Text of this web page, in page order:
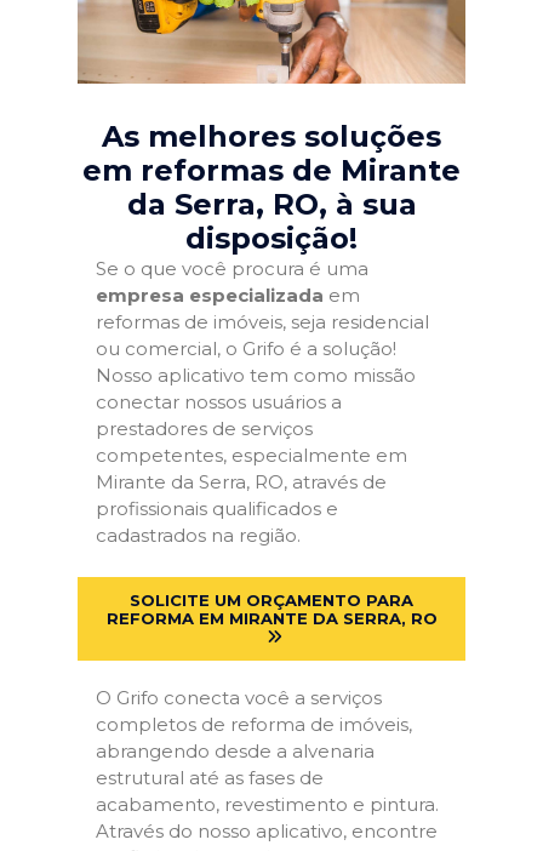
As melhores soluções
em reformas de Mirante
da Serra, RO, à sua
disposição!
Se o que você procura é uma
empresa especializada em
reformas de imóveis, seja residencial
ou comercial, o Grifo é a solução!
Nosso aplicativo tem como missão
conectar nossos usuários a
prestadores de serviços
competentes, especialmente em
Mirante da Serra, RO, através de
profissionais qualificados e
cadastrados na região.
SOLICITE UM ORÇAMENTO PARA
REFORMA EM MIRANTE DA SERRA, RO
O Grifo conecta você a serviços
completos de reforma de imóveis,
abrangendo desde a alvenaria
estrutural até as fases de
acabamento, revestimento e pintura.
Através do nosso aplicativo, encontre